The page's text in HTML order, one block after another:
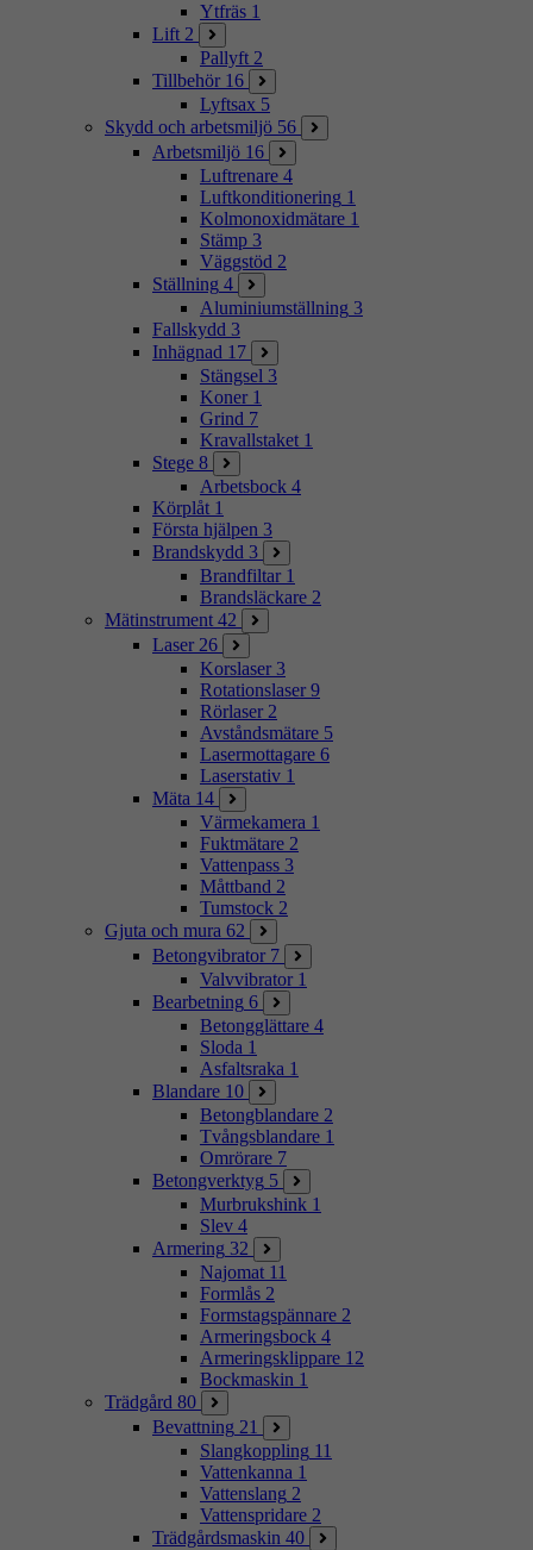
Ytfräs 1
Lift 2
Pallyft 2
Tillbehör 16
Lyftsax 5
Skydd och arbetsmiljö 56
Arbetsmiljö 16
Luftrenare 4
Luftkonditionering 1
Kolmonoxidmätare 1
Stämp 3
Väggstöd 2
Ställning 4
Aluminiumställning 3
Fallskydd 3
Inhägnad 17
Stängsel 3
Koner 1
Grind 7
Kravallstaket 1
Stege 8
Arbetsbock 4
Körplåt 1
Första hjälpen 3
Brandskydd 3
Brandfiltar 1
Brandsläckare 2
Mätinstrument 42
Laser 26
Korslaser 3
Rotationslaser 9
Rörlaser 2
Avståndsmätare 5
Lasermottagare 6
Laserstativ 1
Mäta 14
Värmekamera 1
Fuktmätare 2
Vattenpass 3
Måttband 2
Tumstock 2
Gjuta och mura 62
Betongvibrator 7
Valvvibrator 1
Bearbetning 6
Betongglättare 4
Sloda 1
Asfaltsraka 1
Blandare 10
Betongblandare 2
Tvångsblandare 1
Omrörare 7
Betongverktyg 5
Murbrukshink 1
Slev 4
Armering 32
Najomat 11
Formlås 2
Formstagspännare 2
Armeringsbock 4
Armeringsklippare 12
Bockmaskin 1
Trädgård 80
Bevattning 21
Slangkoppling 11
Vattenkanna 1
Vattenslang 2
Vattenspridare 2
Trädgårdsmaskin 40